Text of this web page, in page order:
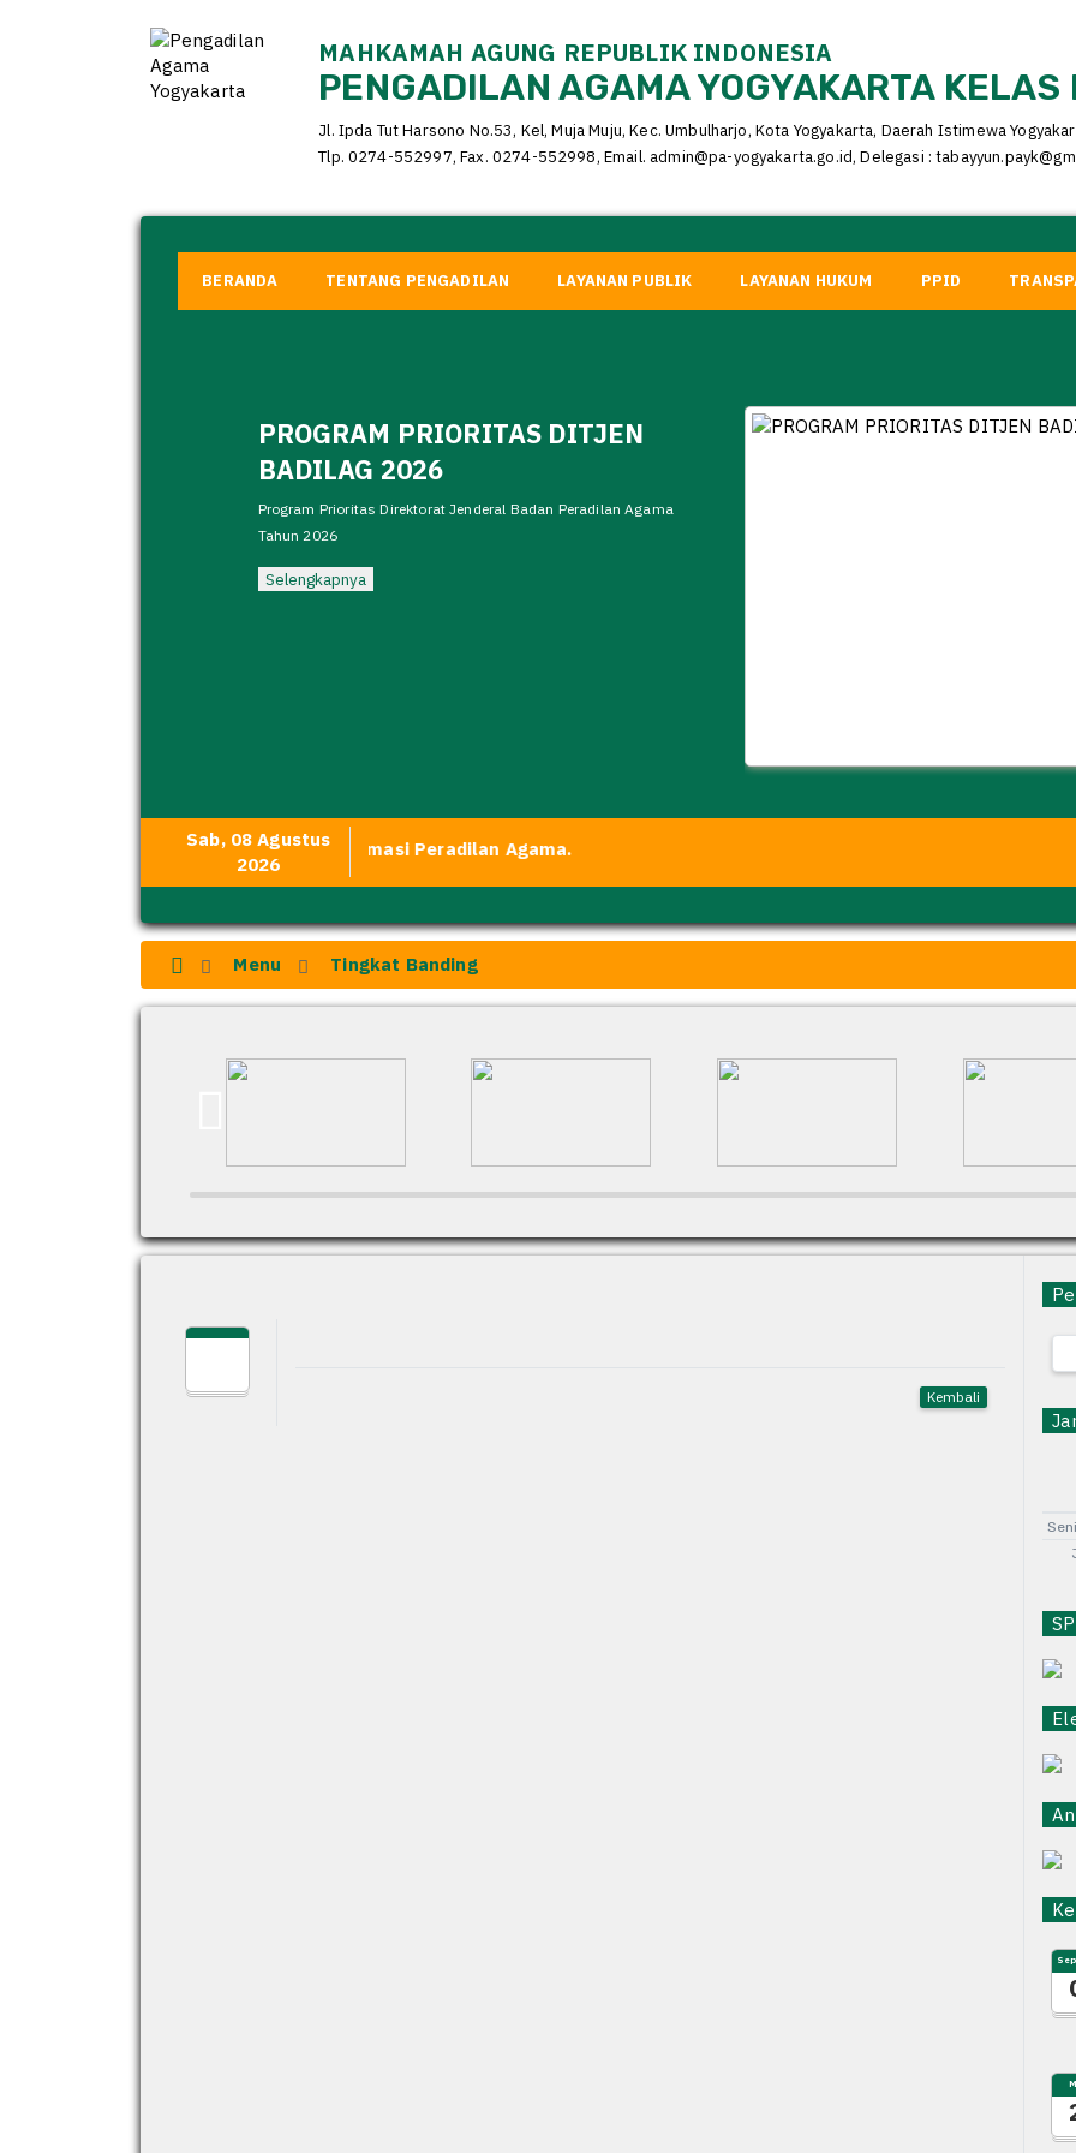
MAHKAMAH AGUNG REPUBLIK INDONESIA
PENGADILAN AGAMA YOGYAKARTA KELAS
Jl. Ipda Tut Harsono No.53, Kel, Muja Muju, Kec. Umbulharjo, Kota Yogyakarta, Daerah Istimewa
Tlp. 0274-552997, Fax. 0274-552998, Email. admin@pa-yogyakarta.go.id, Delegasi :
PPID
LAYANAN HUKUM
LAYANAN PUBLIK
TENTANG PENGADILAN
BERANDA
PROGRAM PRIORITAS DITJEN
BADILAG 2026
Program Prioritas Direktorat Jenderal Badan Peradilan Agama
Tahun 2026
Selengkapnya
Sab, 08 Agustus
2026
Media Transparansi dan Informasi Peradilan Agama.
Menu Tingkat Banding
Kembali